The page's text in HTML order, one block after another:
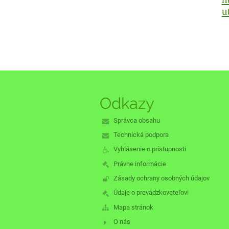
Odkazy
Správca obsahu
Technická podpora
Vyhlásenie o prístupnosti
Právne informácie
Zásady ochrany osobných údajov
Údaje o prevádzkovateľovi
Mapa stránok
O nás